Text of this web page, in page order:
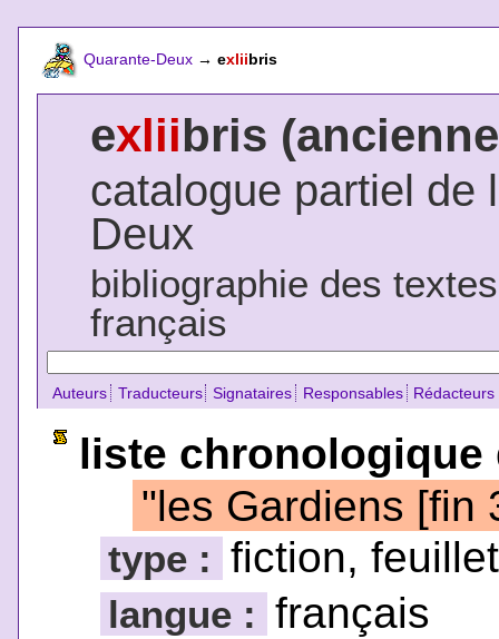
Quarante-Deux → exliibris
exliibris
catalogue partiel de
Deux
bibliographie des
français
Auteurs Traducteurs Signataires Responsables Rédacteurs
liste chronologique
"les Gardiens [fin
type : fiction,
langue : français